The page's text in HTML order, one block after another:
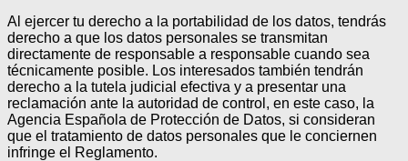
Al ejercer tu derecho a la portabilidad de los datos, tendrás
derecho a que los datos personales se transmitan
directamente de responsable a responsable cuando sea
técnicamente posible. Los interesados también tendrán
derecho a la tutela judicial efectiva y a presentar una
reclamación ante la autoridad de control, en este caso, la
Agencia Española de Protección de Datos, si consideran
que el tratamiento de datos personales que le conciernen
infringe el Reglamento.